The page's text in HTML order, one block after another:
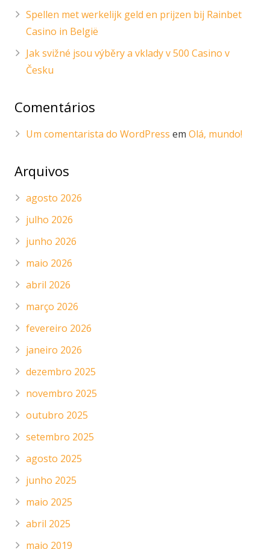
Spellen met werkelijk geld en prijzen bij Rainbet
Casino in België
Jak svižné jsou výběry a vklady v 500 Casino v
Česku
Comentários
Um comentarista do WordPress emOlá, mundo!
Arquivos
agosto 2026
julho 2026
junho 2026
maio 2026
abril 2026
março 2026
fevereiro 2026
janeiro 2026
dezembro 2025
novembro 2025
outubro 2025
setembro 2025
agosto 2025
junho 2025
maio 2025
abril 2025
maio 2019